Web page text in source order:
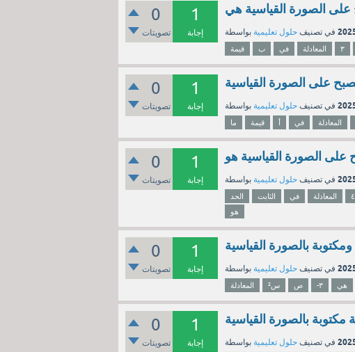
0
تصويتات
1
إجابة في تصنيف حلول تعليمية
قيمة ب في المعادلة ٣
0
تصويتات
1
إجابة في تصنيف حلول تعليمية
ما قيمة أ في المعادلة
0
تصويتات
1
إجابة في تصنيف حلول تعليمية
الحد الثابت في المعادلة ٤
هو
0
تصويتات
1
إجابة في تصنيف حلول تعليمية
المعادلة س² ص -٣ هي
0
تصويتات
1
إجابة في تصنيف حلول تعليمية